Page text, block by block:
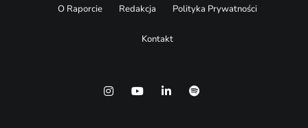
O Raporcie Redakcja Polityka Prywatności
Kontakt